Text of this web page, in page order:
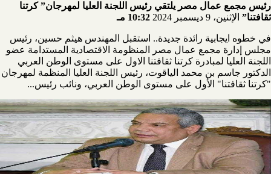
رئيس مجمع عمال مصر يلتقي رئيس اللجنة العليا لمهرجان” كرتنا
ثقافتنا” الإثنين، 9 ديسمبر 2024 10:32 مـ
في خطوه ايجابية رائدة جديدة.. استقبل المهندس هيثم حسين، رئيس
مجلس إدارة مجمع عمال مصر المنظومة الاقتصادية المستدامة عضو
اللجنة العليا لمبادرة كرتنا ثقافتنا الاول على مستوى الوطن العربي
الدكتور جاسم بن محمد الياقوت، رئيس اللجنة العليا المنظمة لمهرجان
"كرتنا ثقافتنا" الأول على مستوى الوطن العربي، ونائب رئيس...